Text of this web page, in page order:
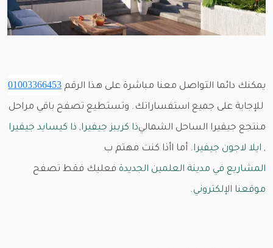
يمكنك دائما التواصل معنا مباشرة على هذا الرقم 01003366453
للإجابة على جميع استفساراتك. وتستطيع تصفح باقي مراحل
منتجع جيفيرا الساحل الشماليذا كريبز جيفيرا, ذا كيسايد جيفيرا
, ايلا لاجون جيفيرا. أما اأذا كنت مهتم ب
المشاريع في مدينة العلمين الجديدة فعليك فقط تصفح
موقعنا الإلكتروني.